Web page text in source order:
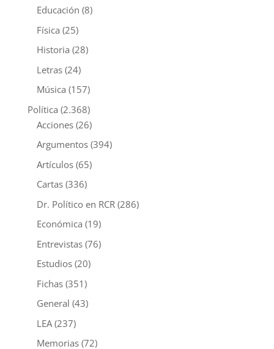
Educación (8)
Física (25)
Historia (28)
Letras(24)
Música (157)
Política (2.368)
Acciones(26)
Argumentos(394)
Artículos(65)
Cartas(336)
Dr. Político en RCR(286)
Económica (19)
Entrevistas(76)
Estudios(20)
Fichas(351)
General (43)
LEA(237)
Memorias(72)